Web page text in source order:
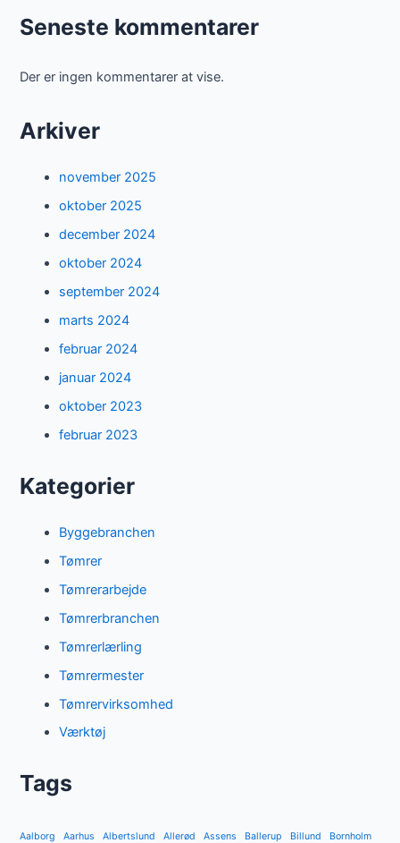
Seneste kommentarer
Der er ingen kommentarer at vise.
Arkiver
november 2025
oktober 2025
december 2024
oktober 2024
september 2024
marts 2024
februar 2024
januar 2024
oktober 2023
februar 2023
Kategorier
Byggebranchen
Tømrer
Tømrerarbejde
Tømrerbranchen
Tømrerlærling
Tømrermester
Tømrervirksomhed
Værktøj
Tags
Aalborg Aarhus Albertslund Allerød Assens Ballerup Billund Bornholm